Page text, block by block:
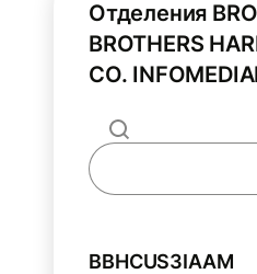
Отделения
BROTHERS
CO.
BBHCUS3IAAM